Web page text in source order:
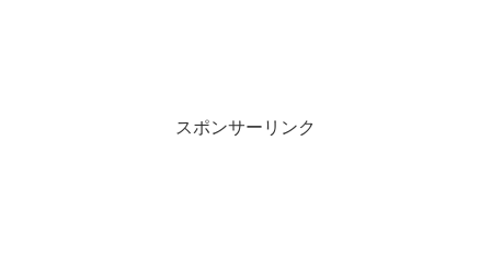
スポンサーリンク